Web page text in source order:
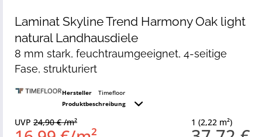
Laminat Skyline Trend Harmony Oak light
natural Landhausdiele
8 mm stark, feuchtraumgeeignet, 4-seitige
Fase, strukturiert
Hersteller
Timefloor
Produktbeschreibung
1 (2,22 m²)
UVP 24,90 € /m²